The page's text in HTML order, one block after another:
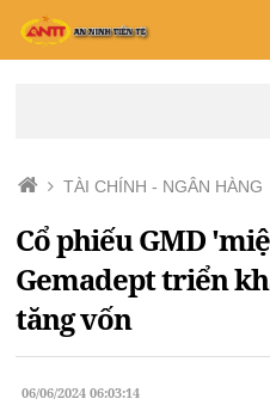
TÀI CHÍNH - NGÂN HÀNG
Cổ phiếu GMD
Gemadept triển
tăng vốn
06/06/2024 06:03:14